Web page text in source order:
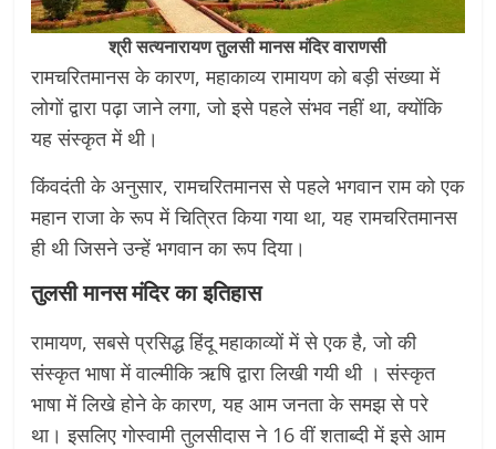
श्री सत्यनारायण तुलसी मानस मंदिर वाराणसी
रामचरितमानस के कारण, महाकाव्य रामायण को बड़ी संख्या में
लोगों द्वारा पढ़ा जाने लगा, जो इसे पहले संभव नहीं था, क्योंकि
यह संस्कृत में थी।
किंवदंती के अनुसार, रामचरितमानस से पहले भगवान राम को एक
महान राजा के रूप में चित्रित किया गया था, यह रामचरितमानस
ही थी जिसने उन्हें भगवान का रूप दिया।
तुलसी मानस मंदिर का इतिहास
रामायण, सबसे प्रसिद्ध हिंदू महाकाव्यों में से एक है, जो की
संस्कृत भाषा में वाल्मीकि ऋषि द्वारा लिखी गयी थी । संस्कृत
भाषा में लिखे होने के कारण, यह आम जनता के समझ से परे
था। इसलिए गोस्वामी तुलसीदास ने 16 वीं शताब्दी में इसे आम